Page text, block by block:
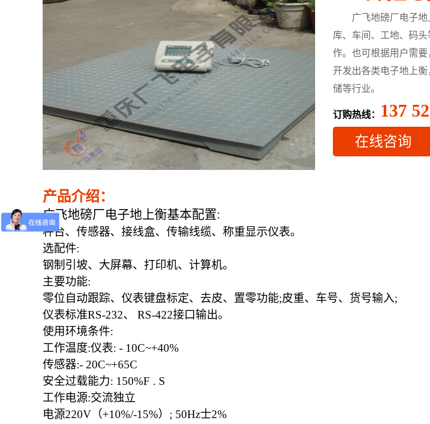
广飞地磅厂电子地
库、车间、工地、码
作。也可根据用户需
开发出各类电子地上
储等行业。
订购热线： 137
在线咨询
产品介绍：
广飞地磅厂电子地上衡基本配置:
秤台、传感器、接线盒、传输线缆、称重显示仪表。
选配件:
钢制引坡、大屏幕、打印机、计算机。
主要功能:
零位自动跟踪、仪表键盘标定、去皮、置零功能;皮重、车号、货号输入;
仪表标准RS-232、 RS-422接口输出。
使用环境条件:
工作温度:仪表: - 10C~+40%
传感器:- 20C~+65C
安全过载能力: 150%F . S
工作电源:交流独立
电源220V （+10%/-15%） ; 50Hz士2%